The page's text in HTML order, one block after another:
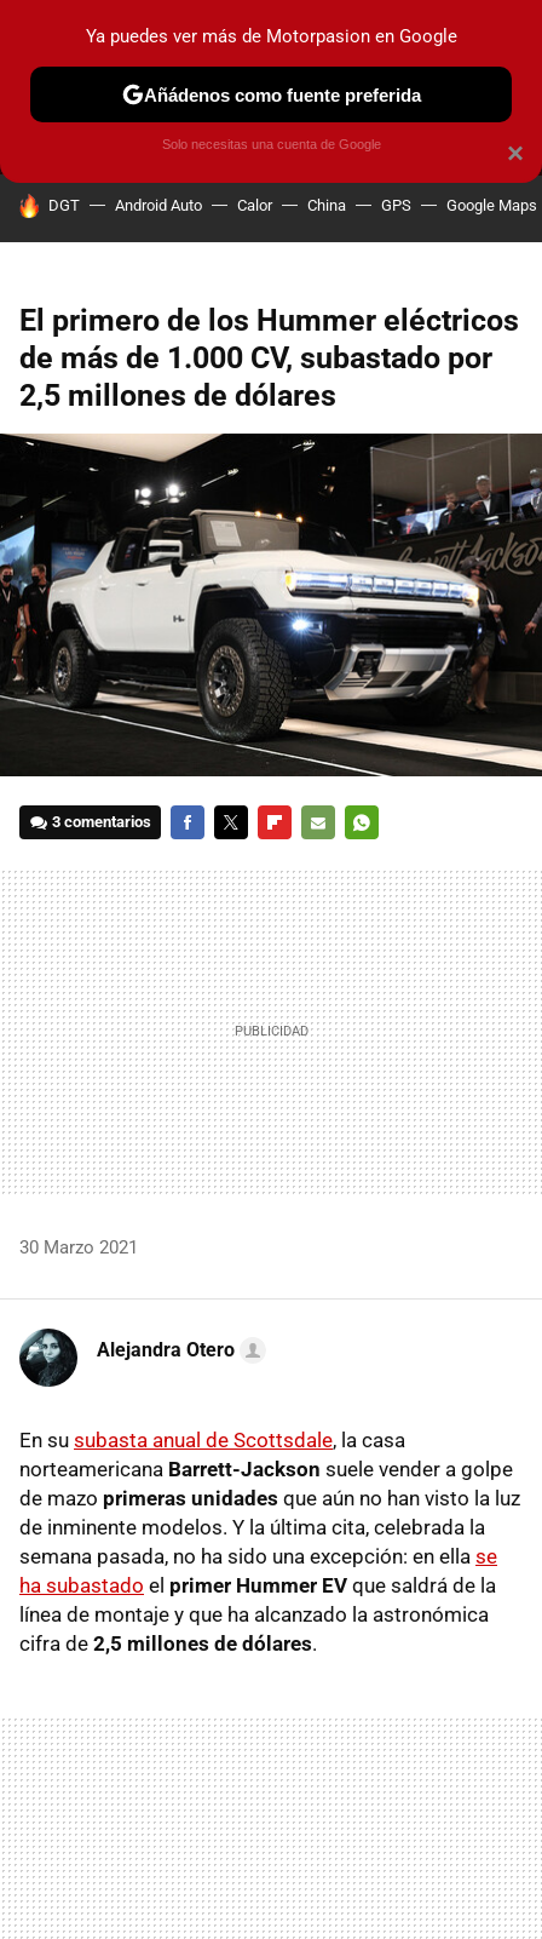
MENÚ NUEVO
COCHES ELÉCTRICOS OBSERVATORIO
HOY SE HABLA DE
DGT Android Auto Calor China GPS Google Maps
El primero de los Hummer eléctricos
de más de 1.000 CV, subastado por
2,5 millones de dólares
3 comentarios
MAIL
30 Marzo 2021
Alejandra Otero
En su subasta anual de Scottsdale, la casa
norteamericana Barrett-Jackson suele vender a golpe
de mazo primeras unidades que aún no han visto la luz
de inminente modelos. Y la última cita, celebrada la
semana pasada, no ha sido una excepción: en ella se
ha subastado el primer Hummer EV que saldrá de la
línea de montaje y que ha alcanzado la astronómica
cifra de 2,5 millones de dólares.
×
Ya puedes ver más de Motorpasion en Google
Añádenos como fuente preferida
Solo necesitas una cuenta de Google